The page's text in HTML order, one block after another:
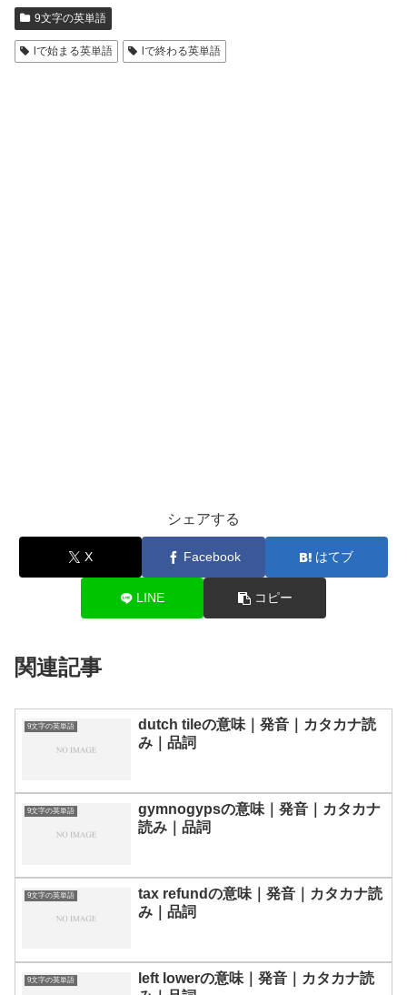
9文字の英単語
lで始まる英単語 lで終わる英単語
シェアする
X Facebook はてブ
LINE コピー
関連記事
9文字の英単語
dutch tileの意味｜発音｜カタカナ読
み｜品詞
9文字の英単語
gymnogypsの意味｜発音｜カタカナ
読み｜品詞
9文字の英単語
tax refundの意味｜発音｜カタカナ読
み｜品詞
9文字の英単語
left lowerの意味｜発音｜カタカナ読